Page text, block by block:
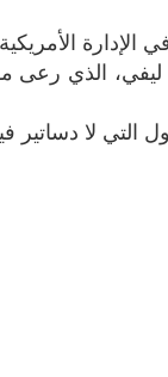
الذي رعى
لا دساتير